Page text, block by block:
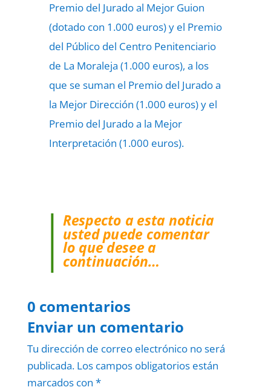
Premio del Jurado al Mejor Guion
(dotado con 1.000 euros) y el Premio
del Público del Centro Penitenciario
de La Moraleja (1.000 euros), a los
que se suman el Premio del Jurado a
la Mejor Dirección (1.000 euros) y el
Premio del Jurado a la Mejor
Interpretación (1.000 euros).
Respecto a esta noticia
usted puede comentar
lo que desee a
continuación…
0 comentarios
Enviar un comentario
Tu dirección de correo electrónico no será
publicada. Los campos obligatorios están
marcados con *